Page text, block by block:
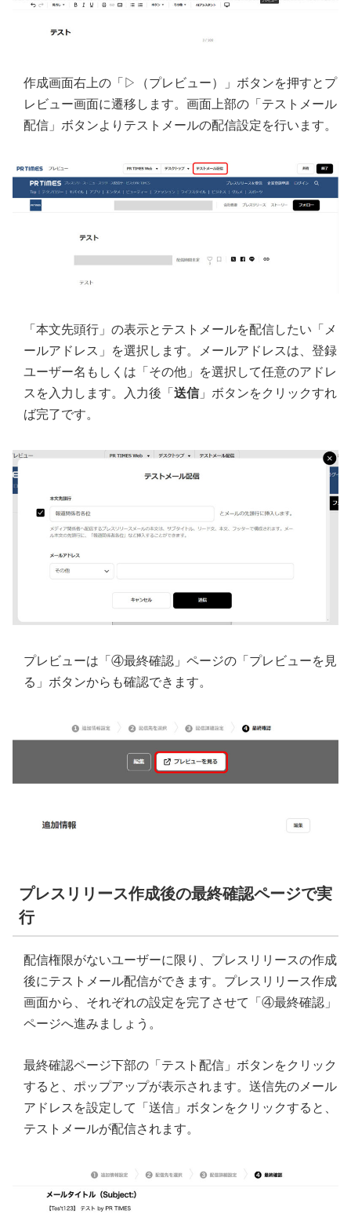
作成画面右上の「▷（プレビュー）」ボタンを押すとプ
レビュー画面に遷移します。画面上部の「テストメール
配信」ボタンよりテストメールの配信設定を行います。
「本文先頭行」の表示とテストメールを配信したい「メ
ールアドレス」を選択します。メールアドレスは、登録
ユーザー名もしくは「その他」を選択して任意のアドレ
スを入力します。入力後「 送信」ボタンをクリックすれ
ば完了です。
プレビューは「④最終確認」ページの「プレビューを見
る」ボタンからも確認できます。
プレスリリース作成後の最終確認ページで実
行
配信権限がないユーザーに限り、プレスリリースの作成
後にテストメール配信ができます。プレスリリース作成
画面から、それぞれの設定を完了させて「④最終確認」
ページへ進みましょう。
最終確認ページ下部の「テスト配信」ボタンをクリック
すると、ポップアップが表示されます。送信先のメール
アドレスを設定して「送信」ボタンをクリックすると、
テストメールが配信されます。